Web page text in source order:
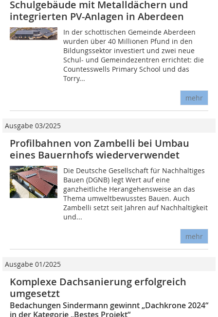
Schulgebäude mit Metalldächern und
integrierten PV-Anlagen in Aberdeen
In der schottischen Gemeinde Aberdeen
wurden über 40 Millionen Pfund in den
Bildungssektor investiert und zwei neue
Schul- und Gemeindezentren errichtet: die
Countesswells Primary School und das
Torry...
mehr
Ausgabe 03/2025
Profilbahnen von Zambelli bei Umbau
eines Bauernhofs wiederverwendet
Die Deutsche Gesellschaft für Nachhaltiges
Bauen (DGNB) legt Wert auf eine
ganzheitliche Herangehensweise an das
Thema umweltbewusstes Bauen. Auch
Zambelli setzt seit Jahren auf Nachhaltigkeit
und...
mehr
Ausgabe 01/2025
Komplexe Dachsanierung erfolgreich
umgesetzt
Bedachungen Sindermann gewinnt „Dachkrone 2024“
in der Kategorie „Bestes Projekt“